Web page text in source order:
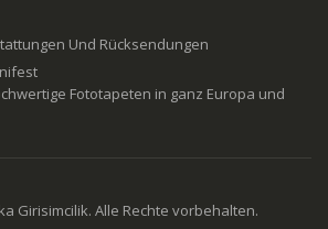
Und Rücksendungen
Fototapeten in ganz Europa und
Girisimcilik. Alle Rechte vorbehalten.